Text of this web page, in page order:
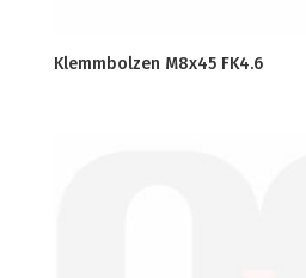
Klemmbolzen M8x45 FK4.6